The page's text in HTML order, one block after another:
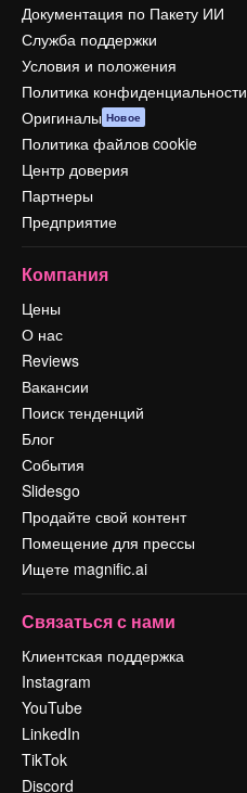
Документация по Пакету ИИ
Служба поддержки
Условия и положения
Политика конфиденциальности
Оригиналы Новое
Политика файлов cookie
Центр доверия
Партнеры
Предприятие
Компания
Цены
О нас
Reviews
Вакансии
Поиск тенденций
Блог
События
Slidesgo
Продайте свой контент
Помещение для прессы
Ищете magnific.ai
Связаться с нами
Клиентская поддержка
Instagram
YouTube
LinkedIn
TikTok
Discord